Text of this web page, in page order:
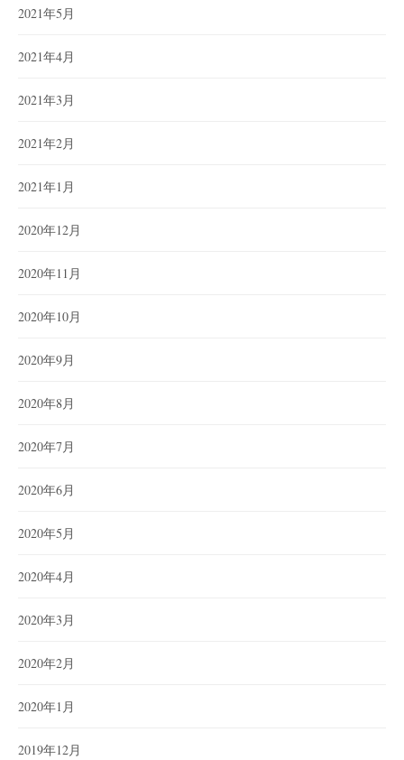
2021年5月
2021年4月
2021年3月
2021年2月
2021年1月
2020年12月
2020年11月
2020年10月
2020年9月
2020年8月
2020年7月
2020年6月
2020年5月
2020年4月
2020年3月
2020年2月
2020年1月
2019年12月